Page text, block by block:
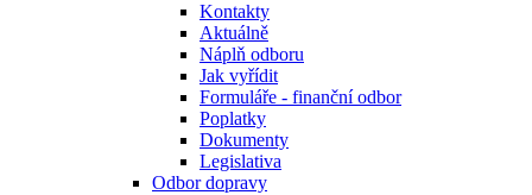
Kontakty
Aktuálně
Náplň odboru
Jak vyřídit
Formuláře - finanční odbor
Poplatky
Dokumenty
Legislativa
Odbor dopravy